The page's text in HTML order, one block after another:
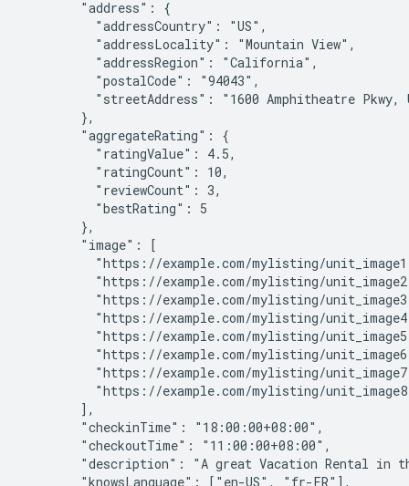
        "address": {
          "addressCountry": "US",
          "addressLocality": "Mountain View",
          "addressRegion": "California",
          "postalCode": "94043",
"streetAddress": "1600 Amphitheatre Pkwy,
        },
        "aggregateRating": {
          "ratingValue": 4.5,
          "ratingCount": 10,
          "reviewCount": 3,
          "bestRating": 5
        },
        "image": [
"https://example.com/mylisting/
"https://example.com/mylisting/
"https://example.com/mylisting/
"https://example.com/mylisting/
"https://example.com/mylisting/
"https://example.com/mylisting/
"https://example.com/mylisting/
"https://example.com/mylisting/
        ],
        "checkinTime": "18:00:00+08:00",
        "checkoutTime": "11:00:00+08:00",
"description": "A great Vacation Rental in
        "knowsLanguage": ["en-US", "fr-FR"],